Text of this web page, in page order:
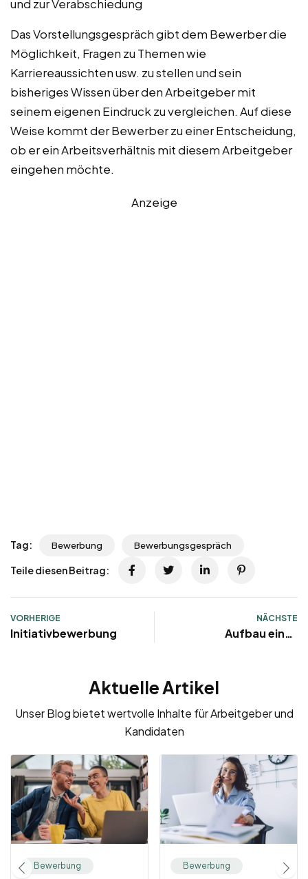
und zur Verabschiedung
Das Vorstellungsgespräch gibt dem Bewerber die
Möglichkeit, Fragen zu Themen wie
Karriereaussichten usw. zu stellen und sein
bisheriges Wissen über den Arbeitgeber mit
seinem eigenen Eindruck zu vergleichen. Auf diese
Weise kommt der Bewerber zu einer Entscheidung,
ob er ein Arbeitsverhältnis mit diesem Arbeitgeber
eingehen möchte.
Anzeige
Tag: Bewerbung Bewerbungsgespräch
Teile diesen Beitrag:
VORHERIGE
Initiativbewerbung
NÄCHSTE
Aufbau eines
Aktuelle Artikel
Unser Blog bietet wertvolle Inhalte für Arbeitgeber und
Kandidaten
Bewerbung Bewerbung